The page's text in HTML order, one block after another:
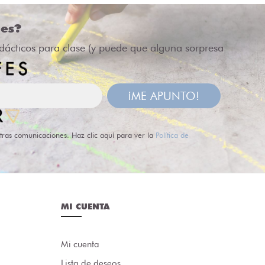
para clase (y puede que alguna sorpresa
¡ME APUNTO!
comunicaciones. Haz clic aquí para ver la Política de
MI CUENTA
Mi cuenta